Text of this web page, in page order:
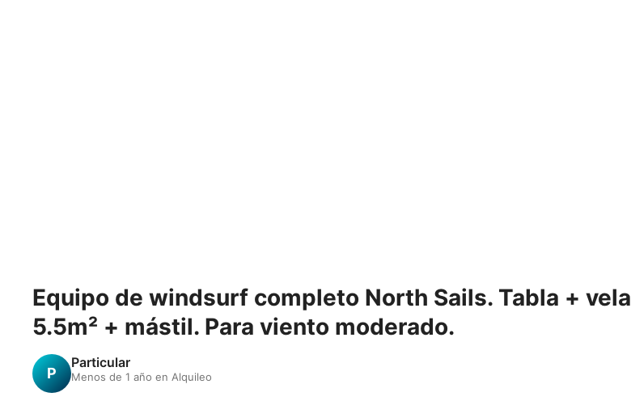
Equipo de windsurf completo North Sails. Tabla + vela
5.5m² + mástil. Para viento moderado.
P
Particular
Menos de 1 año en Alquileo